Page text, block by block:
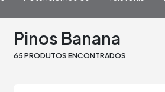
Pinos Banana
65 PRODUTOS ENCONTRADOS